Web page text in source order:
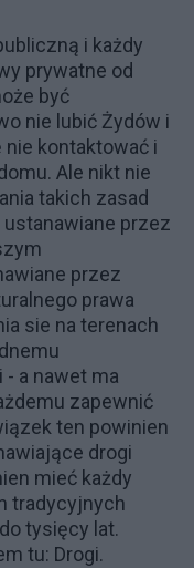
i każdy
prywatne od
być
nie lubić Żydów i
kontaktować i
Ale nikt nie
takich zasad
przez
przez
prawa
sie na terenach
a nawet ma
zapewnić
ten powinien
drogi
mieć każdy
tradycyjnych
tysięcy lat.
tu: Drogi.